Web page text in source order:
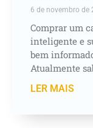
6 de novembro de
Comprar um
inteligente e
bem
Atualmente
LER MAIS